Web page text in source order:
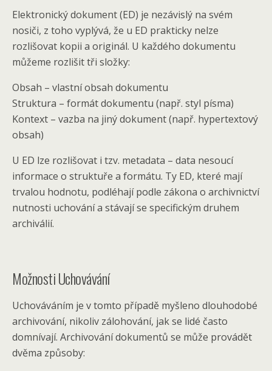
Elektronický dokument (ED) je nezávislý na svém
nosiči, z toho vyplývá, že u ED prakticky nelze
rozlišovat kopii a originál. U každého dokumentu
můžeme rozlišit tři složky:
Obsah – vlastní obsah dokumentu
Struktura – formát dokumentu (např. styl písma)
Kontext – vazba na jiný dokument (např. hypertextový
obsah)
U ED lze rozlišovat i tzv. metadata – data nesoucí
informace o struktuře a formátu. Ty ED, které mají
trvalou hodnotu, podléhají podle zákona o archivnictví
nutnosti uchování a stávají se specifickým druhem
archiválií.
Možnosti Uchovávání
Uchováváním je v tomto případě myšleno dlouhodobé
archivování, nikoliv zálohování, jak se lidé často
domnívají. Archivování dokumentů se může provádět
dvěma způsoby: